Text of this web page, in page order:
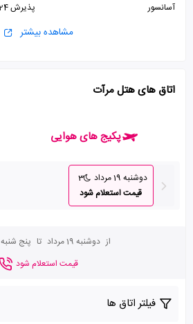
آسانسور
پذیرش 24 ساعته
مشاهده بیشتر
اتاق های هتل مرآت
پکیج های هوایی
دوشنبه 19 مرداد
3
قیمت استعلام شود
از دوشنبه 19 مرداد تا پنج شنبه 22 مرداد
قیمت استعلام شود
فیلتر اتاق ها